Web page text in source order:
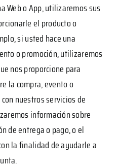
Web o App, utilizaremos sus
el producto o
si usted hace una
o promoción, utilizaremos
nos proporcione para
la compra, evento o
nuestros servicios de
información sobre
de entrega o pago, o el
la finalidad de ayudarle a